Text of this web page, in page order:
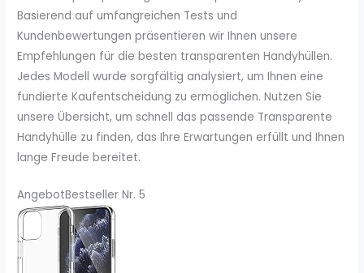
Basierend auf umfangreichen Tests und
Kundenbewertungen präsentieren wir Ihnen unsere
Empfehlungen für die besten transparenten Handyhüllen.
Jedes Modell wurde sorgfältig analysiert, um Ihnen eine
fundierte Kaufentscheidung zu ermöglichen. Nutzen Sie
unsere Übersicht, um schnell das passende Transparente
Handyhülle zu finden, das Ihre Erwartungen erfüllt und Ihnen
lange Freude bereitet.
AngebotBestseller Nr. 5